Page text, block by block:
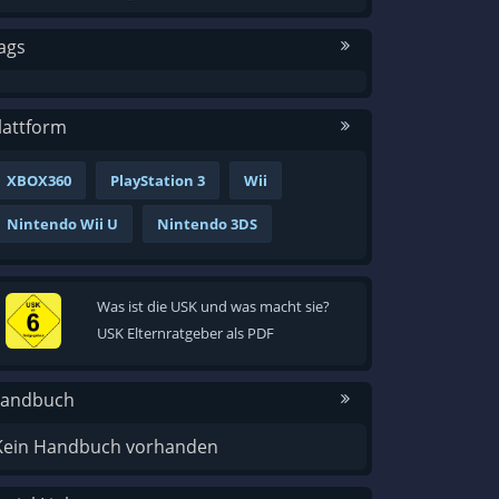
XBOX360 PlayStation 3 Wii
Nintendo Wii U Nintendo 3DS
Was ist die USK und was macht sie?
USK Elternratgeber als PDF
Handbuch vorhanden